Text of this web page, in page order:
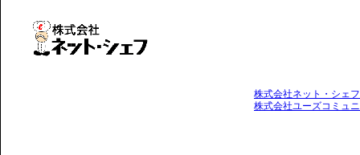
株式会社ネット・シェフ
株式会社ユーズコミュ